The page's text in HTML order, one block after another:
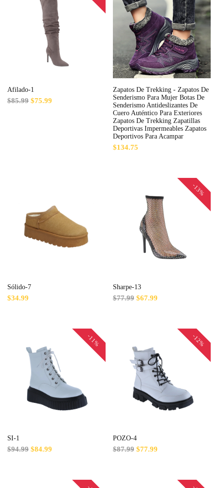
Afilado-1
$85.99 $75.99
Zapatos De Trekking - Zapatos De
Senderismo Para Mujer Botas De
Senderismo Antideslizantes De
Cuero Auténtico Para Exteriores
Zapatos De Trekking Zapatillas
Deportivas Impermeables Zapatos
Deportivos Para Acampar
$134.75
Sólido-7
$34.99
-13%
Sharpe-13
$77.99 $67.99
-11%
SI-1
$94.99 $84.99
-12%
POZO-4
$87.99 $77.99